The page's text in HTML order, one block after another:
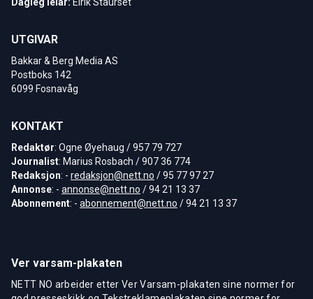
UTGIVAR
Bakkar & Berg Media AS
Postboks 142
6099 Fosnavåg
KONTAKT
Redaktør: Ogne Øyehaug / 957 79 727
Journalist: Marius Rosbach / 907 36 774
Redaksjon: - redaksjon@nett.no / 95 77 97 27
Annonse: - annonse@nett.no / 94 21 13 37
Abonnement: - abonnement@nett.no / 94 21 13 37
Ver varsam-plakaten
NETT NO arbeider etter Ver Varsam-plakaten sine normer for